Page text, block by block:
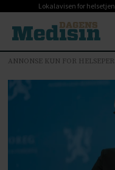
Lokalavisen for
ANNONSE KUN FOR